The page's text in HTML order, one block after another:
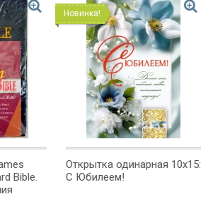
10x15:
Новинка!
Открытка одинарная 10x15:
Поздравляем с